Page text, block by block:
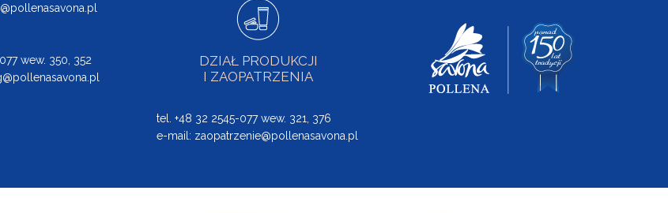
wew. 350, 352
DZIAŁ PRODUKCJI
I ZAOPATRZENIA
tel. +48 32 2545-077 wew. 321, 376
e-mail: zaopatrzenie@pollenasavona.pl